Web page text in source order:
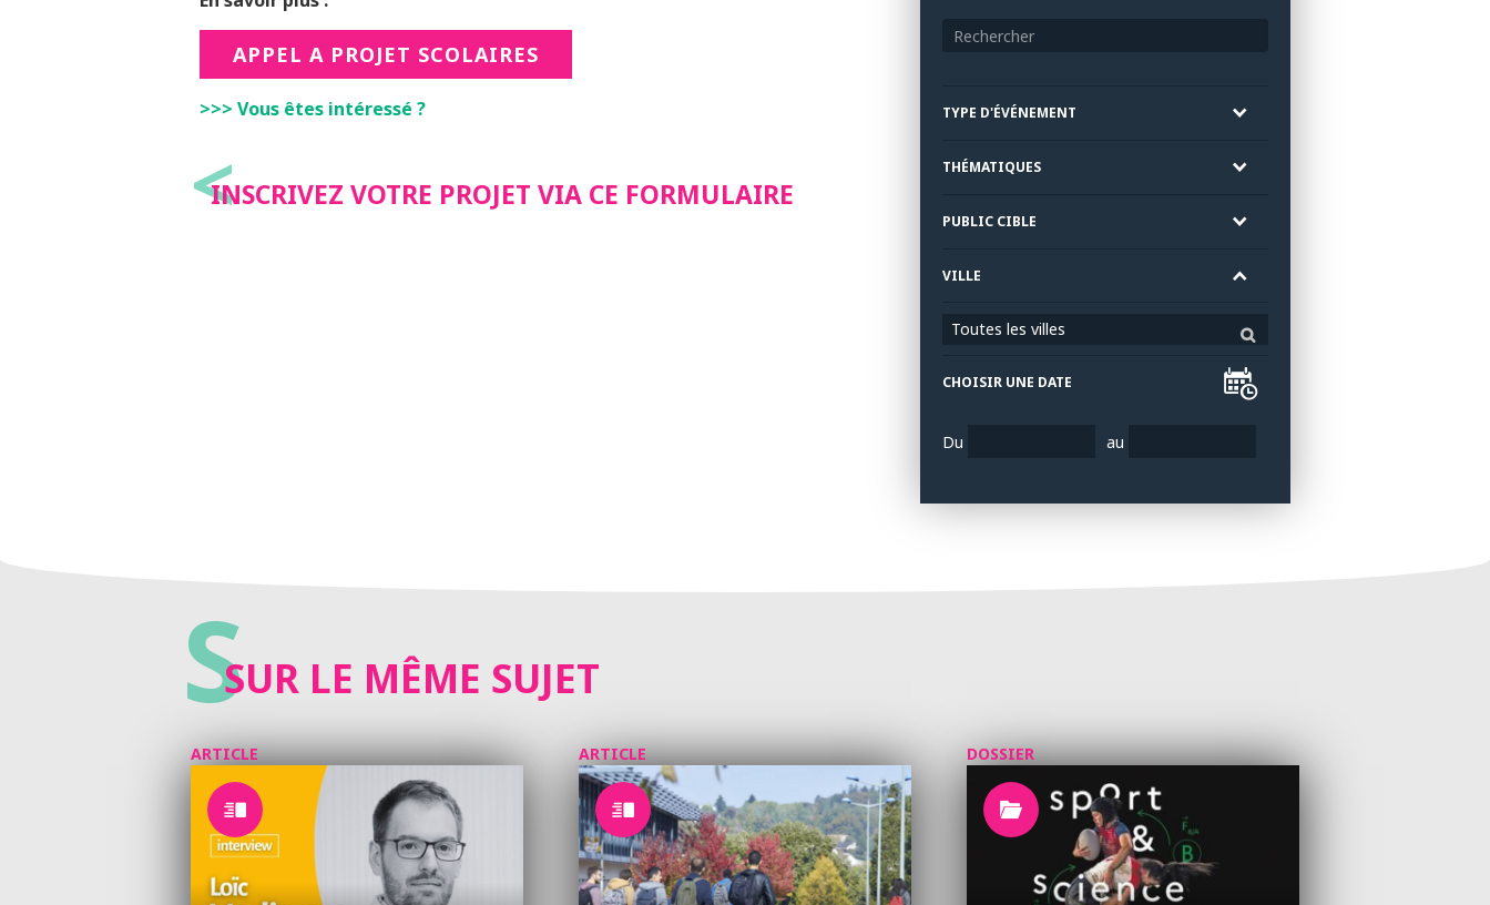
APPEL A PROJET SCOLAIRES
>>> Vous êtes intéressé ?
<
INSCRIVEZ VOTRE PROJET VIA CE FORMULAIRE
TYPE D'ÉVÉNEMENT
THÉMATIQUES
PUBLIC CIBLE
VILLE
Toutes les villes
CHOISIR UNE DATE
Du au
SSUR LE MÊME SUJET
ARTICLE ARTICLE DOSSIER